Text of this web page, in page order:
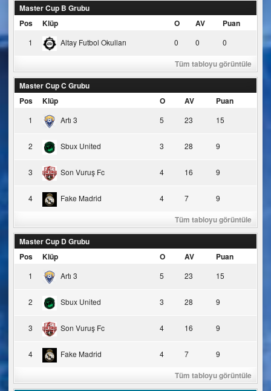
Master Cup B Grubu
Pos
Klüp O AV Puan
1 Altay Futbol Okulları 0 0 0
Tüm tabloyu görüntüle
Master Cup C Grubu
Pos
Klüp O AV Puan
1 Artı 3 5 23 15
2 Sbux United 3 28 9
3 Son Vuruş Fc 4 16 9
4 Fake Madrid 4 7 9
Tüm tabloyu görüntüle
Master Cup D Grubu
Pos
Klüp O AV Puan
1 Artı 3 5 23 15
2 Sbux United 3 28 9
3 Son Vuruş Fc 4 16 9
4 Fake Madrid 4 7 9
Tüm tabloyu görüntüle